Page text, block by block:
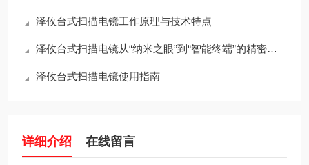
泽攸台式扫描电镜工作原理与技术特点
泽攸台式扫描电镜从“纳米之眼”到“智能终端”的精密架构
泽攸台式扫描电镜使用指南
详细介绍 在线留言